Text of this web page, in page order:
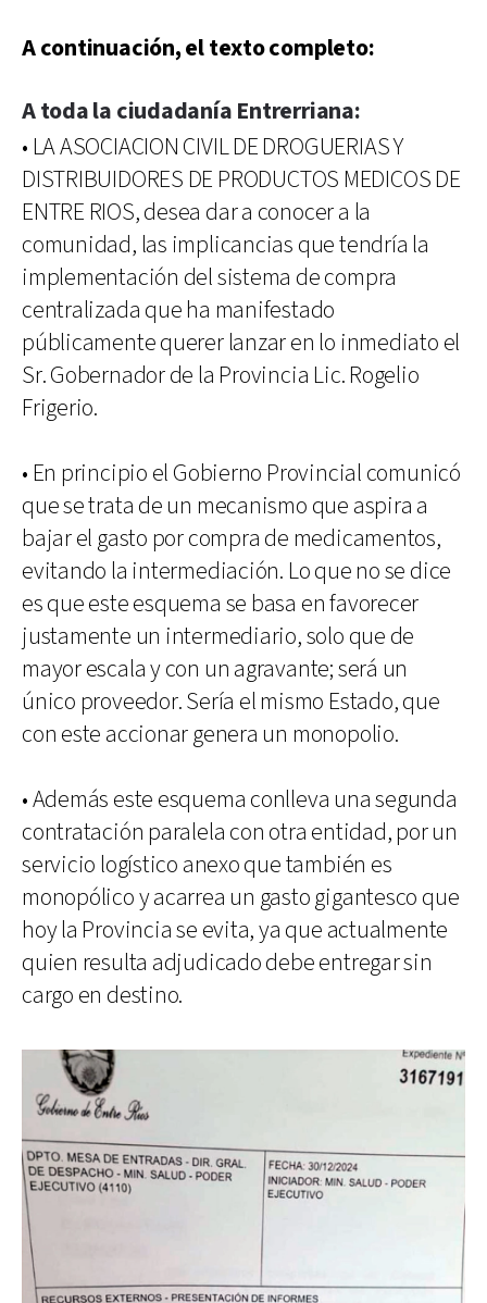
A continuación, el texto completo:
A toda la ciudadanía Entrerriana:
• LA ASOCIACION CIVIL DE DROGUERIAS Y
DISTRIBUIDORES DE PRODUCTOS MEDICOS DE
ENTRE RIOS, desea dar a conocer a la
comunidad, las implicancias que tendría la
implementación del sistema de compra
centralizada que ha manifestado
públicamente querer lanzar en lo inmediato el
Sr. Gobernador de la Provincia Lic. Rogelio
Frigerio.
• En principio el Gobierno Provincial comunicó
que se trata de un mecanismo que aspira a
bajar el gasto por compra de medicamentos,
evitando la intermediación. Lo que no se dice
es que este esquema se basa en favorecer
justamente un intermediario, solo que de
mayor escala y con un agravante; será un
único proveedor. Sería el mismo Estado, que
con este accionar genera un monopolio.
• Además este esquema conlleva una segunda
contratación paralela con otra entidad, por un
servicio logístico anexo que también es
monopólico y acarrea un gasto gigantesco que
hoy la Provincia se evita, ya que actualmente
quien resulta adjudicado debe entregar sin
cargo en destino.